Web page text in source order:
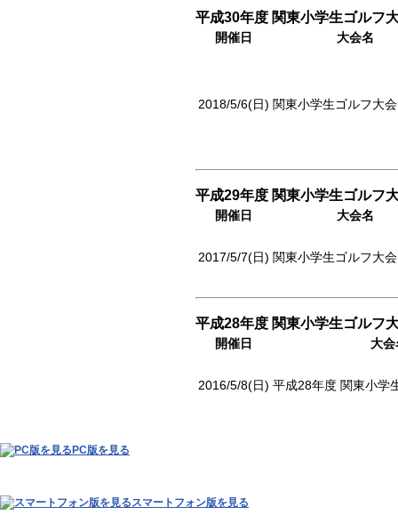
平成30年度 関東小学生ゴルフ
開催日 大会名
2018/5/6(日) 関東小学生ゴルフ大
平成29年度 関東小学生ゴルフ
開催日 大会名
2017/5/7(日) 関東小学生ゴルフ大
平成28年度 関東小学生ゴルフ
開催日 大会
2016/5/8(日) 平成28年度 関東小学
PC版を見る
スマートフォン版を見る